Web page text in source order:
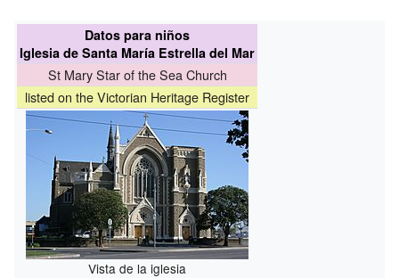
Datos para niños
Iglesia de Santa María Estrella del Mar
St Mary Star of the Sea Church
listed on the Victorian Heritage Register
Vista de la iglesia